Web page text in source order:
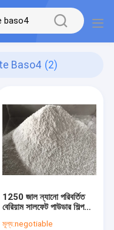
Baso4 (2)
1250 জাল ন্যানো পরিবর্তিত
বেরিয়াম সালফেট পাউডার শিল্প
মূল্য:negotiable